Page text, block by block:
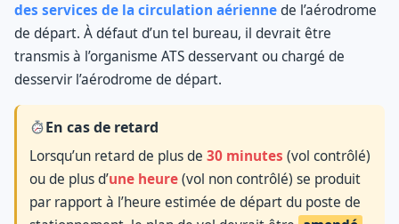
des services de la circulation aériennede l’aérodrome
de départ. À défaut d’un tel bureau, il devrait être
transmis à l’organisme ATS desservant ou chargé de
desservir l’aérodrome de départ.
En cas de retard
Lorsqu’un retard de plus de 30 minutes (vol contrôlé)
ou de plus d’une heure(vol non contrôlé) se produit
par rapport à l’heure estimée de départ du poste de